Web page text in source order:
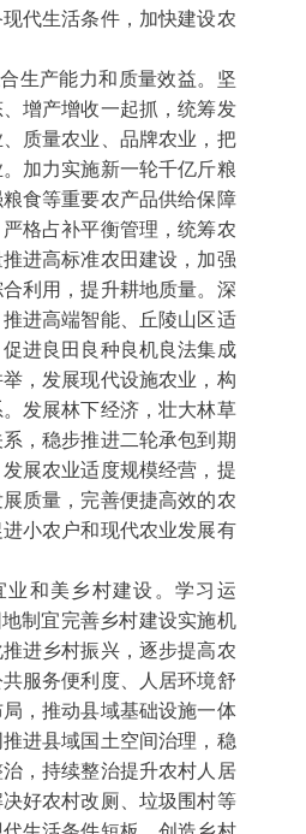
代生活条件，加快建设农
合生产能力和质量效益。坚
增产增收一起抓，统筹发
质量农业、品牌农业，把
加力实施新一轮千亿斤粮
食等重要农产品供给保障
格占补平衡管理，统筹农
进高标准农田建设，加强
利用，提升耕地质量。深
进高端智能、丘陵山区适
进良田良种良机良法集成
，发展现代设施农业，构
发展林下经济，壮大林草
，稳步推进二轮承包到期
展农业适度规模经营，提
质量，完善便捷高效的农
小农户和现代农业发展有
业和美乡村建设。学习运
制宜完善乡村建设实施机
进乡村振兴，逐步提高农
服务便利度、人居环境舒
，推动县域基础设施一体
进县域国土空间治理，稳
，持续整治提升农村人居
好农村改厕、垃圾围村等